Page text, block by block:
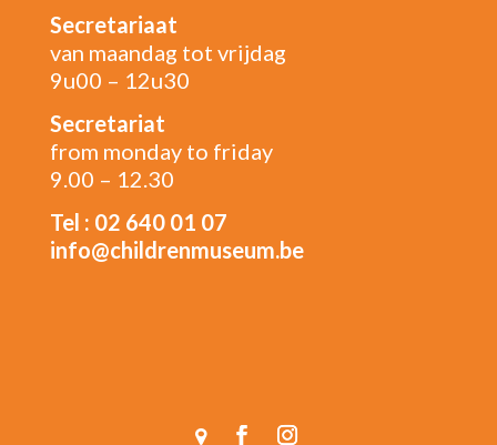
Secretariaat
van maandag tot vrijdag
9u00 – 12u30
Secretariat
from monday to friday
9.00 – 12.30
Tel : 02 640 01 07
info@childrenmuseum.be